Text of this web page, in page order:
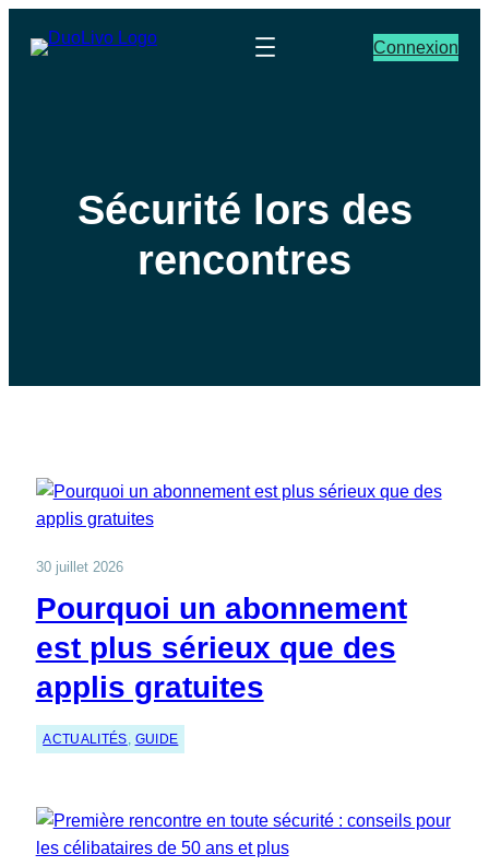
Connexion
Sécurité lors des
rencontres
30 juillet 2026
Pourquoi un abonnement
est plus sérieux que des
applis gratuites
ACTUALITÉS GUIDE